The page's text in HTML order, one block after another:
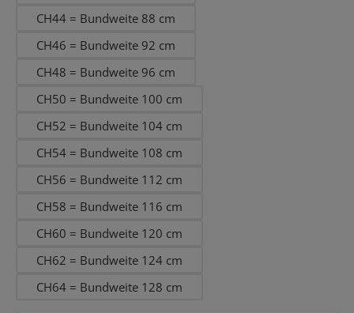
CH44 = Bundweite 88 cm
CH46 = Bundweite 92 cm
CH48 = Bundweite 96 cm
CH50 = Bundweite 100 cm
CH52 = Bundweite 104 cm
CH54 = Bundweite 108 cm
CH56 = Bundweite 112 cm
CH58 = Bundweite 116 cm
CH60 = Bundweite 120 cm
CH62 = Bundweite 124 cm
CH64 = Bundweite 128 cm